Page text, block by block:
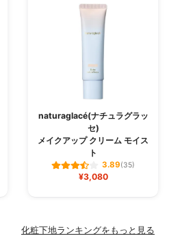
naturaglacé(ナチュラグラッ
セ)
メイクアップ クリーム モイス
ト
3.89(35)
¥3,080
化粧下地ランキングをもっと見る